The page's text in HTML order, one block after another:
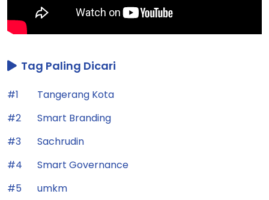
Tag Paling Dicari
#1
Tangerang Kota
#2
Smart Branding
#3
Sachrudin
#4
Smart Governance
#5
umkm